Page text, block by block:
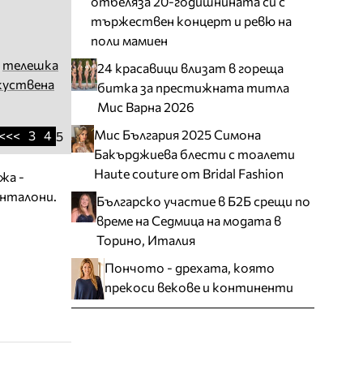
телешка
<<< 3 4 5
-
тържествен концерт и ревю на
поли мамиен
24 красавици влизат в гореща
битка за престижната титла
Мис Варна 2026
Мис България 2025 Симона
Бакърджиева блести с тоалети
Haute couture от Bridal Fashion
Българско участие в Б2Б срещи по
време на Седмица на модата в
Торино, Италия
Пончото - дрехата, която
прекоси векове и континенти